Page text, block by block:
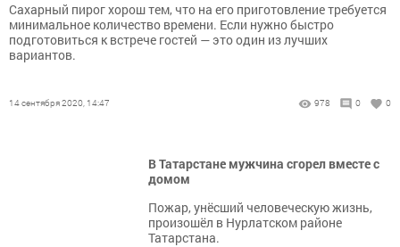
Сахарный пирог хорош тем, что на его приготовление требуется
минимальное количество времени. Если нужно быстро
подготовиться к встрече гостей — это один из лучших
вариантов.
14 сентября 2020, 14:47 978 0 0
В Татарстане мужчина сгорел вместе с
домом
Пожар, унёсший человеческую жизнь,
произошёл в Нурлатском районе
Татарстана.